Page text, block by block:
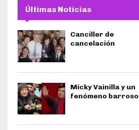
Últimas Noticias
Canciller de
cancelación
Micky Vainilla y un
fenómeno barroso